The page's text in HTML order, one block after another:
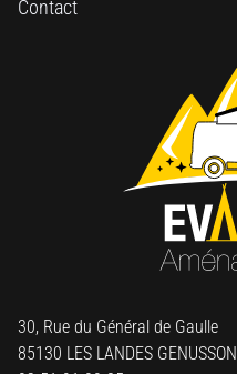
Contact
30, Rue du Général de Gaulle
85130 LES LANDES GENUSSON